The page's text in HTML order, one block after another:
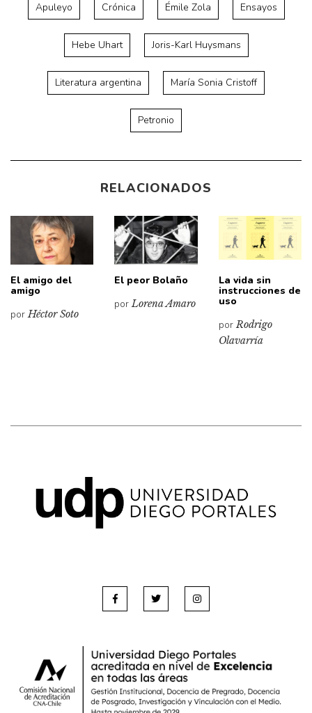
Apuleyo Crónica Émile Zola Ensayos
Hebe Uhart Joris-Karl Huysmans
Literatura argentina María Sonia Cristoff
Petronio
RELACIONADOS
El amigo del
amigo
porHéctor Soto
El peor Bolaño
porLorena Amaro
La vida sin
instrucciones de
uso
porRodrigo
Olavarría